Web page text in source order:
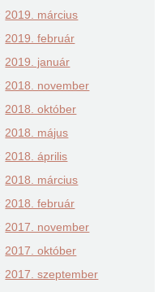
2019. március
2019. február
2019. január
2018. november
2018. október
2018. május
2018. április
2018. március
2018. február
2017. november
2017. október
2017. szeptember